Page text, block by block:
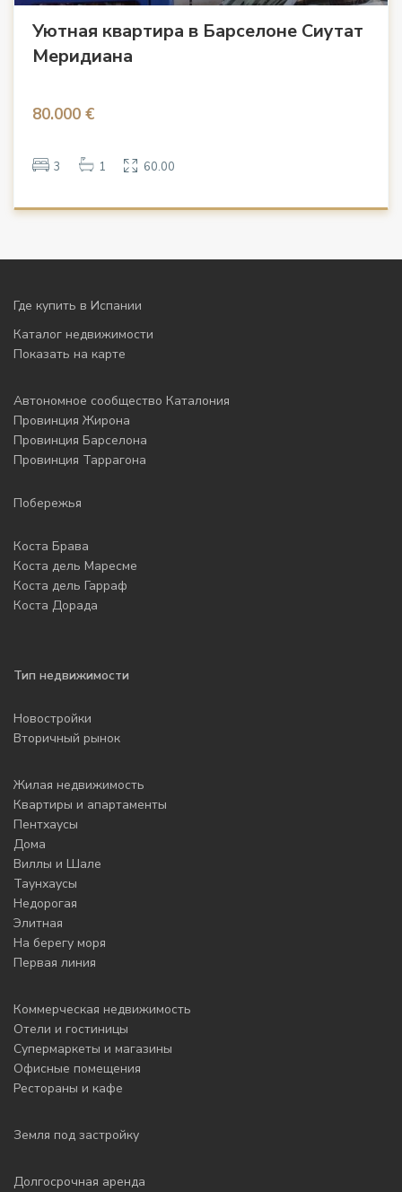
Уютная квартира в Барселоне Сиутат
Меридиана
80.000 €
3 1 60.00
Где купить в Испании
Каталог недвижимости
Показать на карте
Автономное сообщество Каталония
Провинция Жирона
Провинция Барселона
Провинция Таррагона
Побережья
Коста Брава
Коста дель Маресме
Коста дель Гарраф
Коста Дорада
Тип недвижимости
Новостройки
Вторичный рынок
Жилая недвижимость
Квартиры и апартаменты
Пентхаусы
Дома
Виллы и Шале
Таунхаусы
Недорогая
Элитная
На берегу моря
Первая линия
Коммерческая недвижимость
Отели и гостиницы
Супермаркеты и магазины
Офисные помещения
Рестораны и кафе
Земля под застройку
Долгосрочная аренда